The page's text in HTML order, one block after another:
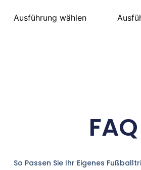
Ausführung wählen
FAQ
So Passen Sie Ihr Eigenes